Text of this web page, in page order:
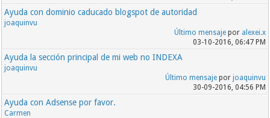
Ayuda con dominio caducado blogspot de autoridad
joaquinvu
Último mensajepor alexei.x
03-10-2016, 06:47 PM
Ayuda la sección principal de mi web no INDEXA
joaquinvu
Último mensajepor joaquinvu
30-09-2016, 04:56 PM
Ayuda con Adsense por favor.
Carmen